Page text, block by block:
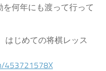
何年にも渡って行って
じめての将棋レッス
453721578X